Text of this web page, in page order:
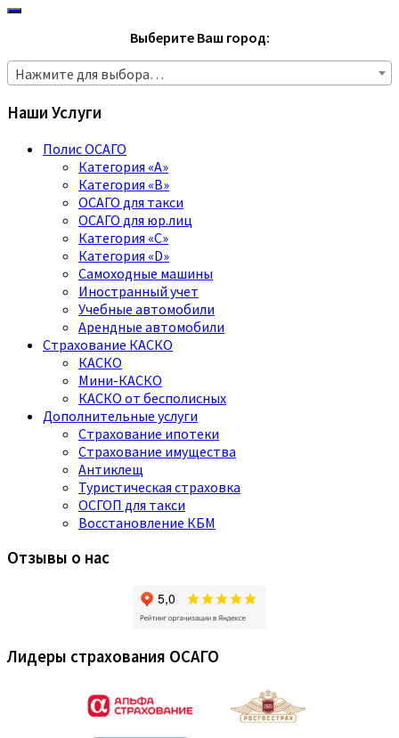
Выберите Ваш город:
Нажмите для выбора…
Наши Услуги
Полис ОСАГО
Категория «A»
Категория «B»
ОСАГО для такси
ОСАГО для юр.лиц
Категория «C»
Категория «D»
Самоходные машины
Иностранный учет
Учебные автомобили
Арендные автомобили
Страхование КАСКО
КАСКО
Мини-КАСКО
КАСКО от бесполисных
Дополнительные услуги
Страхование ипотеки
Страхование имущества
Антиклещ
Туристическая страховка
ОСГОП для такси
Восстановление КБМ
Отзывы о нас
Лидеры страхования ОСАГО